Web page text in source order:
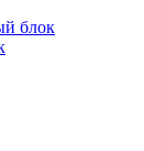
блок